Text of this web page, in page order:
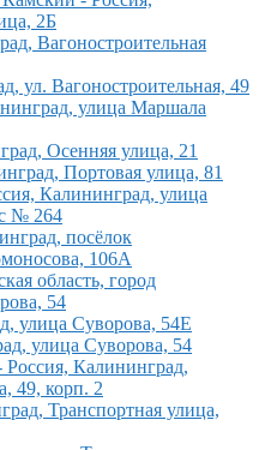
2Б
Вагоностроительная
ул. Вагоностроительная, 49
улица Маршала
Осенняя улица, 21
Портовая улица, 81
Калининград, улица
№ 264
посёлок
106А
область, город
54
улица Суворова, 54Е
улица Суворова, 54
Калининград,
49, корп. 2
Транспортная улица,